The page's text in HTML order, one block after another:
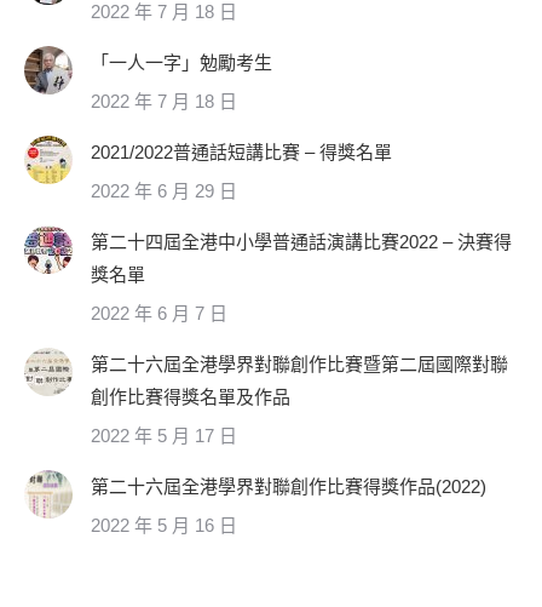
2022 年 7 月 18 日
「一人一字」勉勵考生
2022 年 7 月 18 日
2021/2022普通話短講比賽 – 得獎名單
2022 年 6 月 29 日
第二十四屆全港中小學普通話演講比賽2022 – 決賽得
獎名單
2022 年 6 月 7 日
第二十六屆全港學界對聯創作比賽暨第二屆國際對聯
創作比賽得獎名單及作品
2022 年 5 月 17 日
第二十六屆全港學界對聯創作比賽得獎作品(2022)
2022 年 5 月 16 日